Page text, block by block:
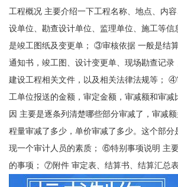
工程概况 主要介绍一下工程名称、地点、内
设单位、勘查设计单位、监理单位、施工等
是竣工图纸及变更单； ③审核依据 一般是结
通知书，竣工图、设计变更单、现场勘查记录
建设工程相关文件，以及相关法律法规等；
工单位报送的金额，审定金额，审减额和审
因 主要是逐条列清楚哪些部分审减了，审减
程量审减了多少，单价审减了多少。这个部分
现一个审计人员的素质； ⑥特别事项说明 主
的事项； ⑦附件 审定表、结算书、结算汇总